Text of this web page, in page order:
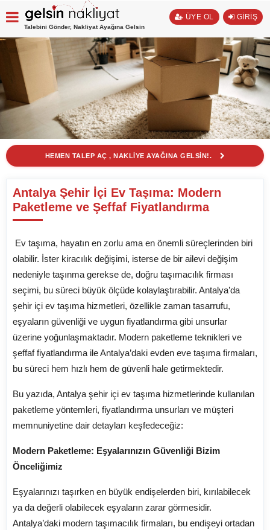
Talebini Gönder, Nakliyat Ayağına Gelsin
ÜYE OL GİRİŞ
HEMEN TALEP AÇ , NAKLİYE AYAĞINA GELSİN!.
Antalya Şehir İçi Ev Taşıma: Modern
Paketleme ve Şeffaf Fiyatlandırma
Ev taşıma, hayatın en zorlu ama en önemli süreçlerinden biri
olabilir. İster kiracılık değişimi, isterse de bir ailevi değişim
nedeniyle taşınma gerekse de, doğru taşımacılık firması
seçimi, bu süreci büyük ölçüde kolaylaştırabilir. Antalya’da
şehir içi ev taşıma hizmetleri, özellikle zaman tasarrufu,
eşyaların güvenliği ve uygun fiyatlandırma gibi unsurlar
üzerine yoğunlaşmaktadır. Modern paketleme teknikleri ve
şeffaf fiyatlandırma ile Antalya’daki evden eve taşıma firmaları,
bu süreci hem hızlı hem de güvenli hale getirmektedir.
Bu yazıda, Antalya şehir içi ev taşıma hizmetlerinde kullanılan
paketleme yöntemleri, fiyatlandırma unsurları ve müşteri
memnuniyetine dair detayları keşfedeceğiz:
Modern Paketleme: Eşyalarınızın Güvenliği Bizim
Önceliğimiz
Eşyalarınızı taşırken en büyük endişelerden biri, kırılabilecek
ya da değerli olabilecek eşyaların zarar görmesidir.
Antalya’daki modern taşımacılık firmaları, bu endişeyi ortadan